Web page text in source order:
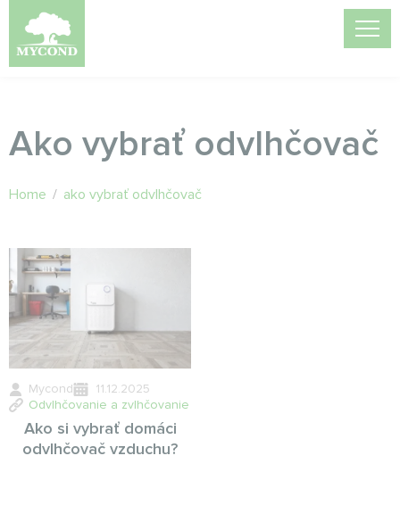
Ako vybrať odvlhčovač
Home / ako vybrať odvlhčovač
Mycond
11.12.2025
Odvlhčovanie a zvlhčovanie
Ako si vybrať domáci
odvlhčovač vzduchu?